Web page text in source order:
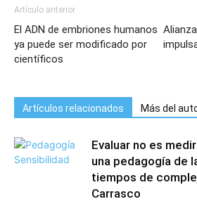
Artículo anterior
El ADN de embriones humanos
ya puede ser modificado por
científicos
Artículos relacionados Más del
Evaluar no es
una pedagogía de
tiempos de
Carrasco